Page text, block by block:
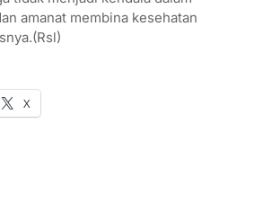
amanat membina kesehatan
X